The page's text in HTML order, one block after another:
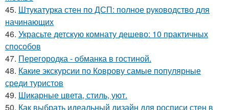
45. Штукатурка стен по ДСП: полное руководство для
начинающих
46. Украсьте детскую комнату дешево: 10 практичных
способов
47. Перегородка - обманка в гостиной.
48. Какие экскурсии по Коврову самые популярные
среди туристов
49. Шикарные цвета, стиль, уют.
50. Как выбрать идеальный дизайн для росписи стен в